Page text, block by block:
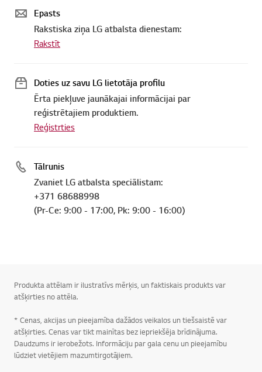
Epasts
Rakstiska ziņa LG atbalsta dienestam:
Rakstīt
Doties uz savu LG lietotāja profilu
Ērta piekļuve jaunākajai informācijai par
reģistrētajiem produktiem.
Reģistrties
Tālrunis
Zvaniet LG atbalsta speciālistam:
+371 68688998
(Pr-Ce: 9:00 - 17:00, Pk: 9:00 - 16:00)
Produkta attēlam ir ilustratīvs mērķis, un faktiskais produkts var
atšķirties no attēla.
* Cenas, akcijas un pieejamība dažādos veikalos un tiešsaistē var
atšķirties. Cenas var tikt mainītas bez iepriekšēja brīdinājuma.
Daudzums ir ierobežots. Informāciju par gala cenu un pieejamību
lūdziet vietējiem mazumtirgotājiem.